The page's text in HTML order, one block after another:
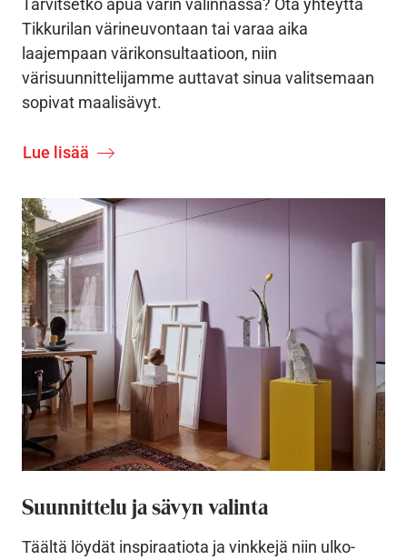
Tikkurilan värineuvontaan tai varaa aika
laajempaan värikonsultaatioon, niin
värisuunnittelijamme auttavat sinua valitsemaan
sopivat maalisävyt.
Lue lisää
Suunnittelu ja sävyn valinta
Täältä löydät inspiraatiota ja vinkkejä niin ulko-